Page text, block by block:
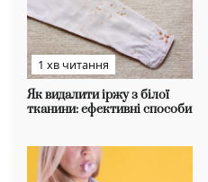
1 хв читання
Як видалити іржу з білої
тканини: ефективні способи